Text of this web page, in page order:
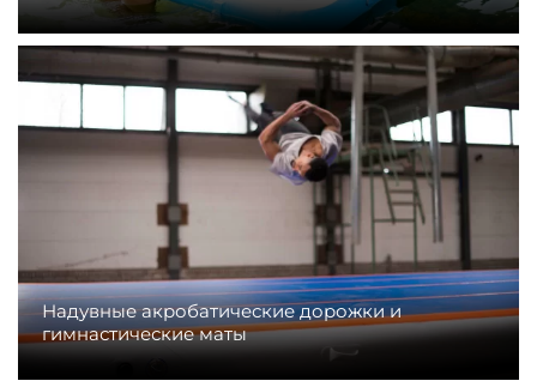
Надувные акробатические дорожки и
гимнастические маты